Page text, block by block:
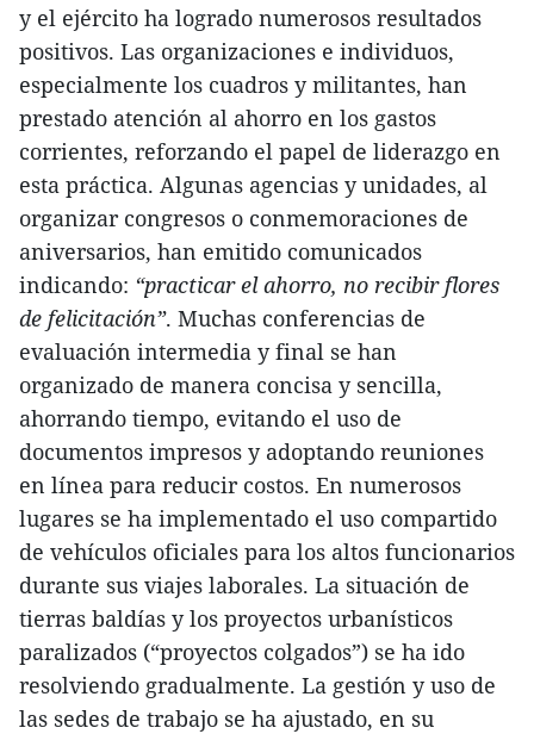
y el ejército ha logrado numerosos resultados
positivos. Las organizaciones e individuos,
especialmente los cuadros y militantes, han
prestado atención al ahorro en los gastos
corrientes, reforzando el papel de liderazgo en
esta práctica. Algunas agencias y unidades, al
organizar congresos o conmemoraciones de
aniversarios, han emitido comunicados
indicando: “practicar el ahorro, no recibir flores
de felicitación”. Muchas conferencias de
evaluación intermedia y final se han
organizado de manera concisa y sencilla,
ahorrando tiempo, evitando el uso de
documentos impresos y adoptando reuniones
en línea para reducir costos. En numerosos
lugares se ha implementado el uso compartido
de vehículos oficiales para los altos funcionarios
durante sus viajes laborales. La situación de
tierras baldías y los proyectos urbanísticos
paralizados (“proyectos colgados”) se ha ido
resolviendo gradualmente. La gestión y uso de
las sedes de trabajo se ha ajustado, en su